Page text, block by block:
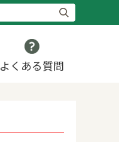
よくある質問